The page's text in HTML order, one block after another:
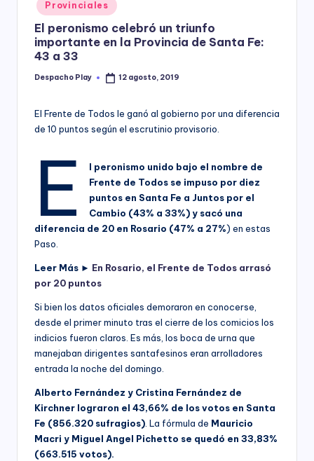
y
in
Provinciales
El peronismo celebró un triunfo
importante en la Provincia de Santa Fe:
43 a 33
Posted
Despacho Play 12 agosto, 2019
El Frente de Todos le ganó al gobierno por una diferencia
de 10 puntos según el escrutinio provisorio.
E
l peronismo unido bajo el nombre de
Frente de Todos se impuso por diez
puntos en Santa Fe a Juntos por el
Cambio (43% a 33%) y sacó una
diferencia de 20 en Rosario (47% a 27%) en estas
Paso.
Leer Más ► En Rosario, el Frente de Todos arrasó
por 20 puntos
Si bien los datos oficiales demoraron en conocerse,
desde el primer minuto tras el cierre de los comicios los
indicios fueron claros. Es más, los boca de urna que
manejaban dirigentes santafesinos eran arrolladores
entrada la noche del domingo.
Alberto Fernández y Cristina Fernández de
Kirchner lograron el 43,66% de los votos en Santa
Fe (856.320 sufragios) . La fórmula de Mauricio
Macri y Miguel Angel Pichetto se quedó en 33,83%
(663.515 votos).